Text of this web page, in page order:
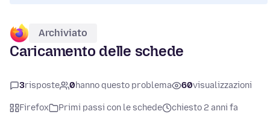
Archiviato
Caricamento delle schede
3risposte 0hanno questo problema 60visualizzazioni
Firefox Primi passi con le schede
chiesto 2 anni fa